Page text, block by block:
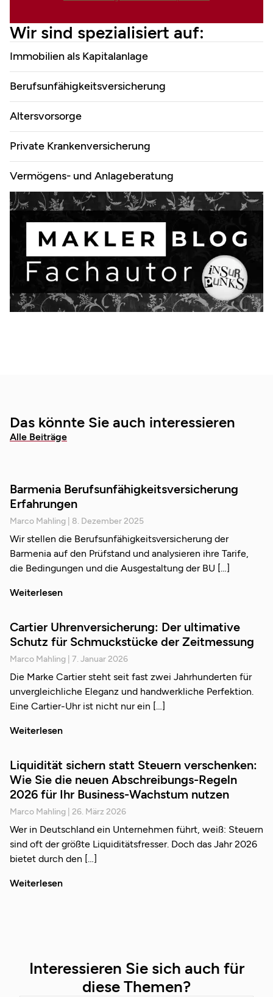
Wir sind spezialisiert auf:
Immobilien als Kapitalanlage
Berufsunfähigkeitsversicherung
Altersvorsorge
Private Krankenversicherung
Vermögens- und Anlageberatung
Das könnte Sie auch interessieren
Alle Beiträge
Barmenia Berufsunfähigkeitsversicherung
Erfahrungen
Marco Mahling 8. Dezember 2025
Wir stellen die Berufsunfähigkeitsversicherung der
Barmenia auf den Prüfstand und analysieren ihre Tarife,
die Bedingungen und die Ausgestaltung der BU
Weiterlesen
Cartier Uhrenversicherung: Der ultimative
Schutz für Schmuckstücke der Zeitmessung
Marco Mahling 7. Januar 2026
Die Marke Cartier steht seit fast zwei Jahrhunderten für
unvergleichliche Eleganz und handwerkliche Perfektion.
Eine Cartier-Uhr ist nicht nur ein
Weiterlesen
Liquidität sichern statt Steuern verschenken:
Wie Sie die neuen Abschreibungs-Regeln
2026 für Ihr Business-Wachstum nutzen
Marco Mahling 26. März 2026
Wer in Deutschland ein Unternehmen führt, weiß: Steuern
sind oft der größte Liquiditätsfresser. Doch das Jahr 2026
bietet durch den
Weiterlesen
Interessieren Sie sich auch für
diese Themen?